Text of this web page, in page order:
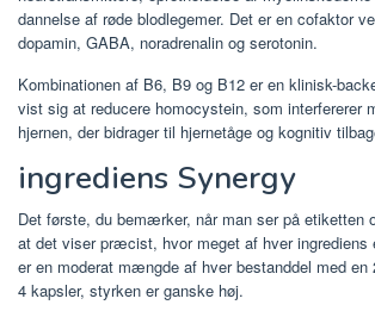
dannelse af røde blodlegemer. Det er en cofaktor
dopamin, GABA, noradrenalin og serotonin.
Kombinationen af ​​B6, B9 og B12 er en klinisk-
vist sig at reducere homocystein, som interfererer
hjernen, der bidrager til hjernetåge og kognitiv
ingrediens Synergy
Det første, du bemærker, når man ser på etiketten
at det viser præcist, hvor meget af hver ingrediens
er en moderat mængde af hver bestanddel med en
4 kapsler, styrken er ganske høj.